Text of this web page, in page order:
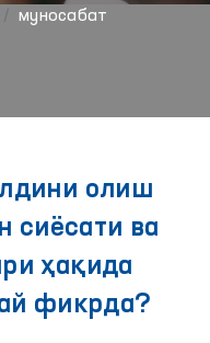
муносабат
олиш
сиёсати ва
ҳақида
фикрда?